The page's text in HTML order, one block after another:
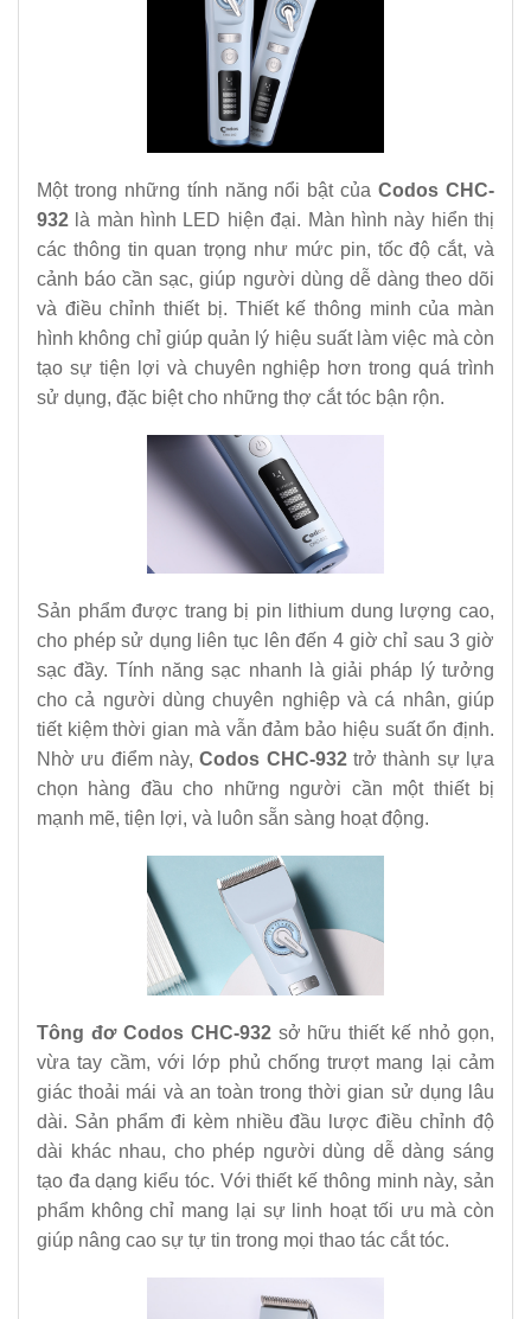
Một trong những tính năng nổi bật củaCodos CHC-
932 là màn hình LED hiện đại. Màn hình này hiển thị
các thông tin quan trọng như mức pin, tốc độ cắt, và
cảnh báo cần sạc, giúp người dùng dễ dàng theo dõi
và điều chỉnh thiết bị. Thiết kế thông minh của màn
hình không chỉ giúp quản lý hiệu suất làm việc mà còn
tạo sự tiện lợi và chuyên nghiệp hơn trong quá trình
sử dụng, đặc biệt cho những thợ cắt tóc bận rộn.
Sản phẩm được trang bị pin lithium dung lượng cao,
cho phép sử dụng liên tục lên đến 4 giờ chỉ sau 3 giờ
sạc đầy. Tính năng sạc nhanh là giải pháp lý tưởng
cho cả người dùng chuyên nghiệp và cá nhân, giúp
tiết kiệm thời gian mà vẫn đảm bảo hiệu suất ổn định.
Nhờ ưu điểm này,Codos CHC-932trở thành sự lựa
chọn hàng đầu cho những người cần một thiết bị
mạnh mẽ, tiện lợi, và luôn sẵn sàng hoạt động.
Tông đơ Codos CHC-932sở hữu thiết kế nhỏ gọn,
vừa tay cầm, với lớp phủ chống trượt mang lại cảm
giác thoải mái và an toàn trong thời gian sử dụng lâu
dài. Sản phẩm đi kèm nhiều đầu lược điều chỉnh độ
dài khác nhau, cho phép người dùng dễ dàng sáng
tạo đa dạng kiểu tóc. Với thiết kế thông minh này, sản
phẩm không chỉ mang lại sự linh hoạt tối ưu mà còn
giúp nâng cao sự tự tin trong mọi thao tác cắt tóc.